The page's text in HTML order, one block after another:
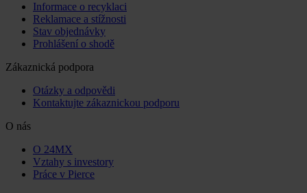
Informace o recyklaci
Reklamace a stížnosti
Stav objednávky
Prohlášení o shodě
Zákaznická podpora
Otázky a odpovědi
Kontaktujte zákaznickou podporu
O nás
O 24MX
Vztahy s investory
Práce v Pierce